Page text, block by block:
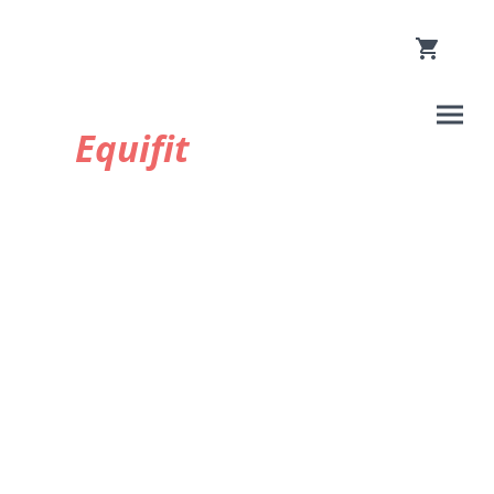
Equifit